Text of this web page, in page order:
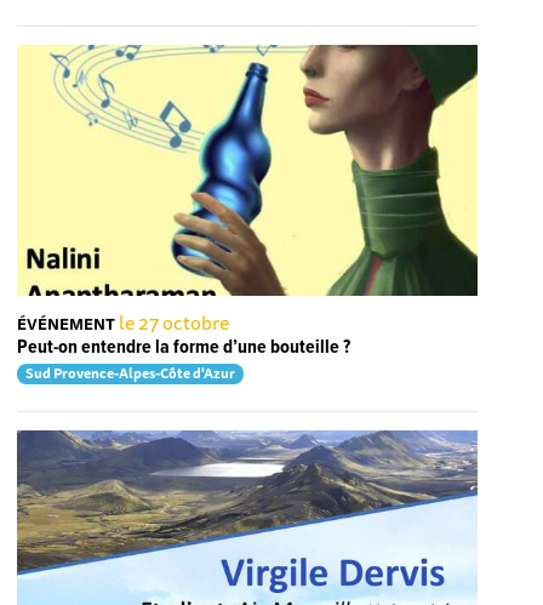
ÉVÉNEMENT le 27 octobre
Peut-on entendre la forme d’une bouteille ?
Sud Provence-Alpes-Côte d'Azur